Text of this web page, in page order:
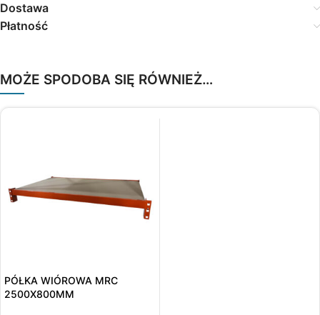
Dostawa
Płatność
MOŻE SPODOBA SIĘ RÓWNIEŻ…
PÓŁKA WIÓROWA MRC
2500X800MM